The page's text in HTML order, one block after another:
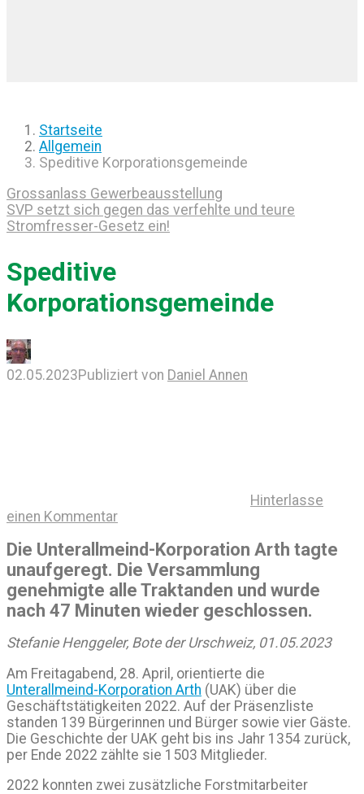
Startseite
Allgemein
Speditive Korporationsgemeinde
Grossanlass Gewerbeausstellung
SVP setzt sich gegen das verfehlte und teure
Stromfresser-Gesetz ein!
Speditive
Korporationsgemeinde
02.05.2023Publiziert von Daniel Annen
Hinterlasse
einen Kommentar
Die Unterallmeind-Korporation Arth tagte
unaufgeregt. Die Versammlung
genehmigte alle Traktanden und wurde
nach 47 Minuten wieder geschlossen.
Stefanie Henggeler, Bote der Urschweiz, 01.05.2023
Am Freitagabend, 28. April, orientierte die
Unterallmeind-Korporation Arth (UAK) über die
Geschäftstätigkeiten 2022. Auf der Präsenzliste
standen 139 Bürgerinnen und Bürger sowie vier Gäste.
Die Geschichte der UAK geht bis ins Jahr 1354 zurück,
per Ende 2022 zählte sie 1503 Mitglieder.
2022 konnten zwei zusätzliche Forstmitarbeiter